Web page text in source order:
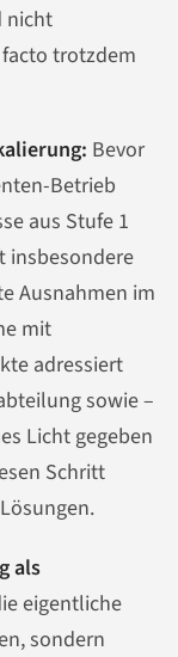
nicht
trotzdem
Bevor
Betrieb
aus Stufe 1
insbesondere
Ausnahmen im
mit
adressiert
sowie –
Licht gegeben
Schritt
als
eigentliche
sondern